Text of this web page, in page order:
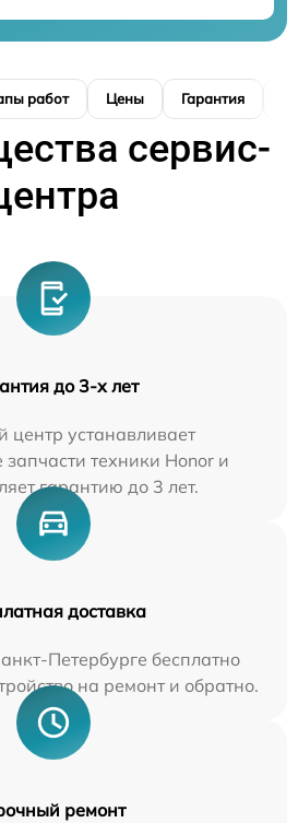
работ Цены Гарантия
сервис-
до 3-х лет
центр устанавливает
техники Honor и
гарантию до 3 лет.
доставка
Петербурге бесплатно
на ремонт и обратно.
ремонт